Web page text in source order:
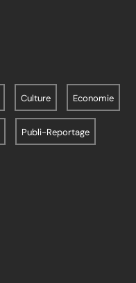
Culture Economie
Publi-Reportage